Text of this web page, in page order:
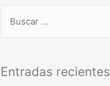
Entradas recientes